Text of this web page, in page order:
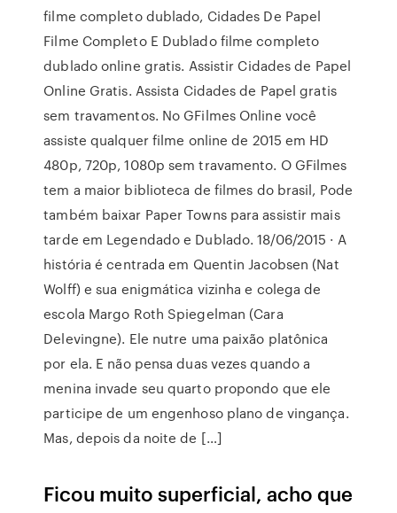
filme completo dublado, Cidades De Papel
Filme Completo E Dublado filme completo
dublado online gratis. Assistir Cidades de Papel
Online Gratis. Assista Cidades de Papel gratis
sem travamentos. No GFilmes Online você
assiste qualquer filme online de 2015 em HD
480p, 720p, 1080p sem travamento. O GFilmes
tem a maior biblioteca de filmes do brasil, Pode
também baixar Paper Towns para assistir mais
tarde em Legendado e Dublado. 18/06/2015 · A
história é centrada em Quentin Jacobsen (Nat
Wolff) e sua enigmática vizinha e colega de
escola Margo Roth Spiegelman (Cara
Delevingne). Ele nutre uma paixão platônica
por ela. E não pensa duas vezes quando a
menina invade seu quarto propondo que ele
participe de um engenhoso plano de vingança.
Mas, depois da noite de […]
Ficou muito superficial, acho que